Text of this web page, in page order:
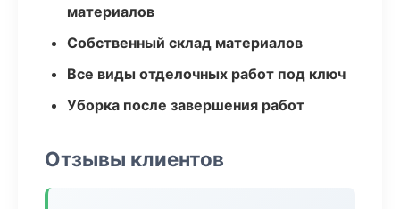
материалов
Собственный склад материалов
Все виды отделочных работ под ключ
Уборка после завершения работ
Отзывы клиентов